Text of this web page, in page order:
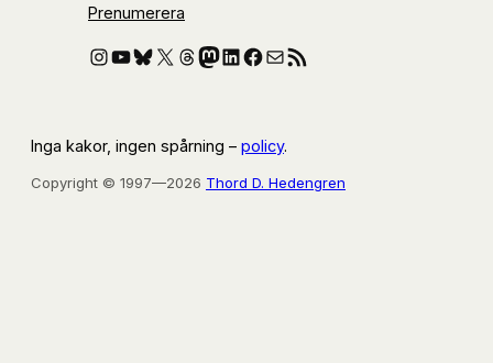
Prenumerera
Instagram
YouTube
Bluesky
X Threads
Mastodon
LinkedIn
Facebook
E-postRSS-flöde
Inga kakor, ingen spårning – policy.
Copyright © 1997—2026 Thord D. Hedengren